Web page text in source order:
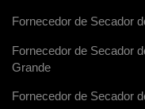
Fornecedor de Secador
Fornecedor de Secador
Grande
Fornecedor de Secador